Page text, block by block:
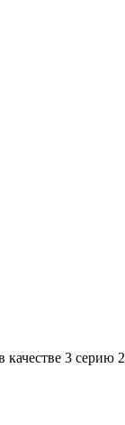
качестве 3 серию 2